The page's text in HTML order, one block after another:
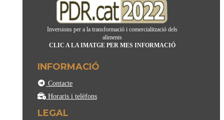
Inversions per a la transformació i comercialització dels
aliments
CLIC A LA IMATGE PER MES INFORMACIÓ
INFORMACIÓ
Contacte
Horaris i telèfons
LEGAL